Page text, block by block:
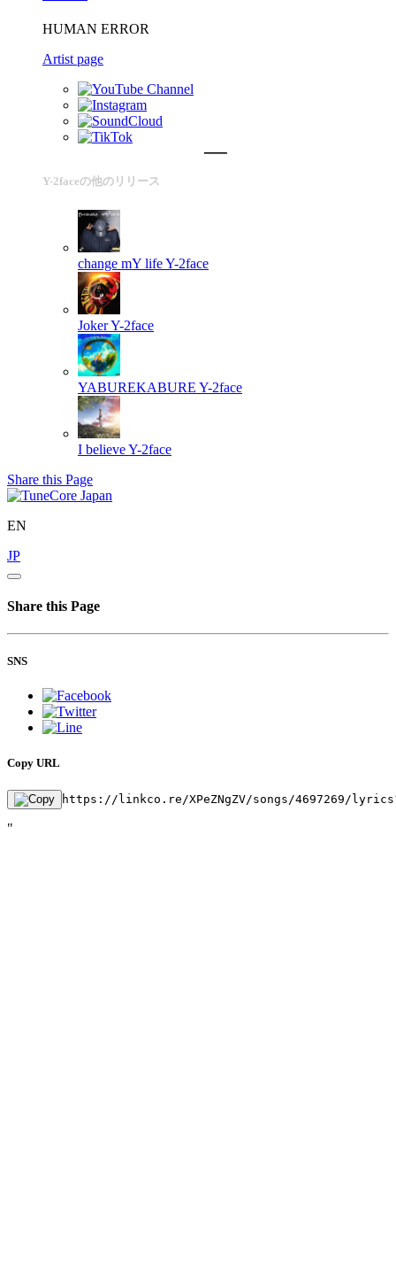
HUMAN ERROR
Artist page
Y-2faceの他のリリース
change mY lifeY-2face
JokerY-2face
YABUREKABURE Y-2face
I believeY-2face
Share this Page
EN
JP
Share this Page
SNS
Copy URL
https://linkco.re/XPeZNgZV/songs/4697269/
"